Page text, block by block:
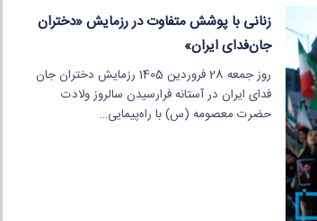
زنانی با پوشش متفاوت در رزمایش «دختران
جان‌فدای ایران»
روز جمعه 28 فروردین 1405 رزمایش دختران جان
فدای ایران در آستانه فرارسیدن سالروز ولادت
حضرت معصومه (س) با راه‌پیمایی…